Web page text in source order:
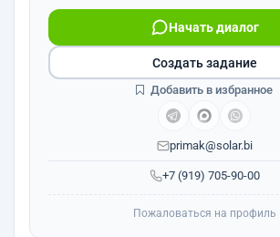
+7 (919) 705-90-00
Начать диалог
primak@solar.bi
Создать задание
Добавить в избранное
Пожаловаться на профиль